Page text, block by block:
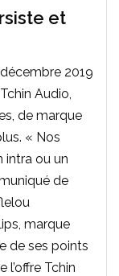
et
2019
Audio,
de marque
« Nos
intra ou un
de
marque
de ses points
Tchin